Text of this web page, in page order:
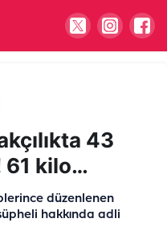
43
61 kilo…
düzenlenen
hakkında adli
yok"... İki ilçede